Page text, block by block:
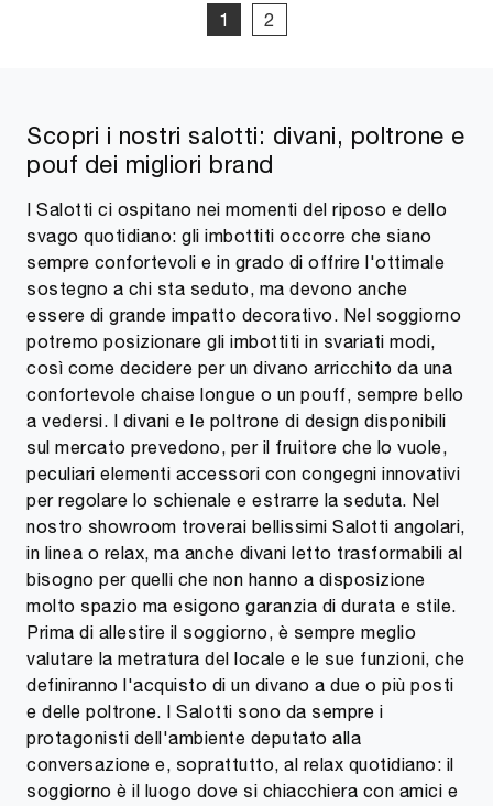
1 2
Scopri i nostri salotti: divani, poltrone e
pouf dei migliori brand
I Salotti ci ospitano nei momenti del riposo e dello
svago quotidiano: gli imbottiti occorre che siano
sempre confortevoli e in grado di offrire l'ottimale
sostegno a chi sta seduto, ma devono anche
essere di grande impatto decorativo. Nel soggiorno
potremo posizionare gli imbottiti in svariati modi,
così come decidere per un divano arricchito da una
confortevole chaise longue o un pouff, sempre bello
a vedersi. I divani e le poltrone di design disponibili
sul mercato prevedono, per il fruitore che lo vuole,
peculiari elementi accessori con congegni innovativi
per regolare lo schienale e estrarre la seduta. Nel
nostro showroom troverai bellissimi Salotti angolari,
in linea o relax, ma anche divani letto trasformabili al
bisogno per quelli che non hanno a disposizione
molto spazio ma esigono garanzia di durata e stile.
Prima di allestire il soggiorno, è sempre meglio
valutare la metratura del locale e le sue funzioni, che
definiranno l'acquisto di un divano a due o più posti
e delle poltrone. I Salotti sono da sempre i
protagonisti dell'ambiente deputato alla
conversazione e, soprattutto, al relax quotidiano: il
soggiorno è il luogo dove si chiacchiera con amici e